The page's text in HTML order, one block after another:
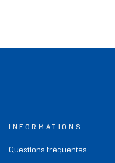
INFORMATIONS
Questions fréquentes